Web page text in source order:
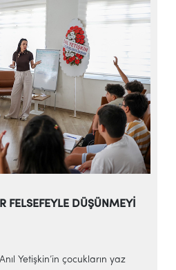
FELSEFEYLE DÜŞÜNMEYİ
Yetişkin’in çocukların yaz